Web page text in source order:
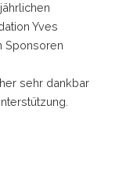
Yves
Sponsoren
sehr dankbar